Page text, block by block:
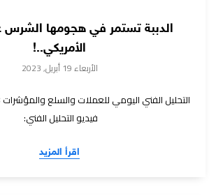
الدببة تستمر في هجومها الشرس
الأمريكي..!
الأربعاء 19 أبريل, 2023
فيديو التحليل الفني:
اقرأ المزيد